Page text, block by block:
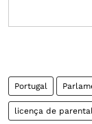
Portugal
licença de